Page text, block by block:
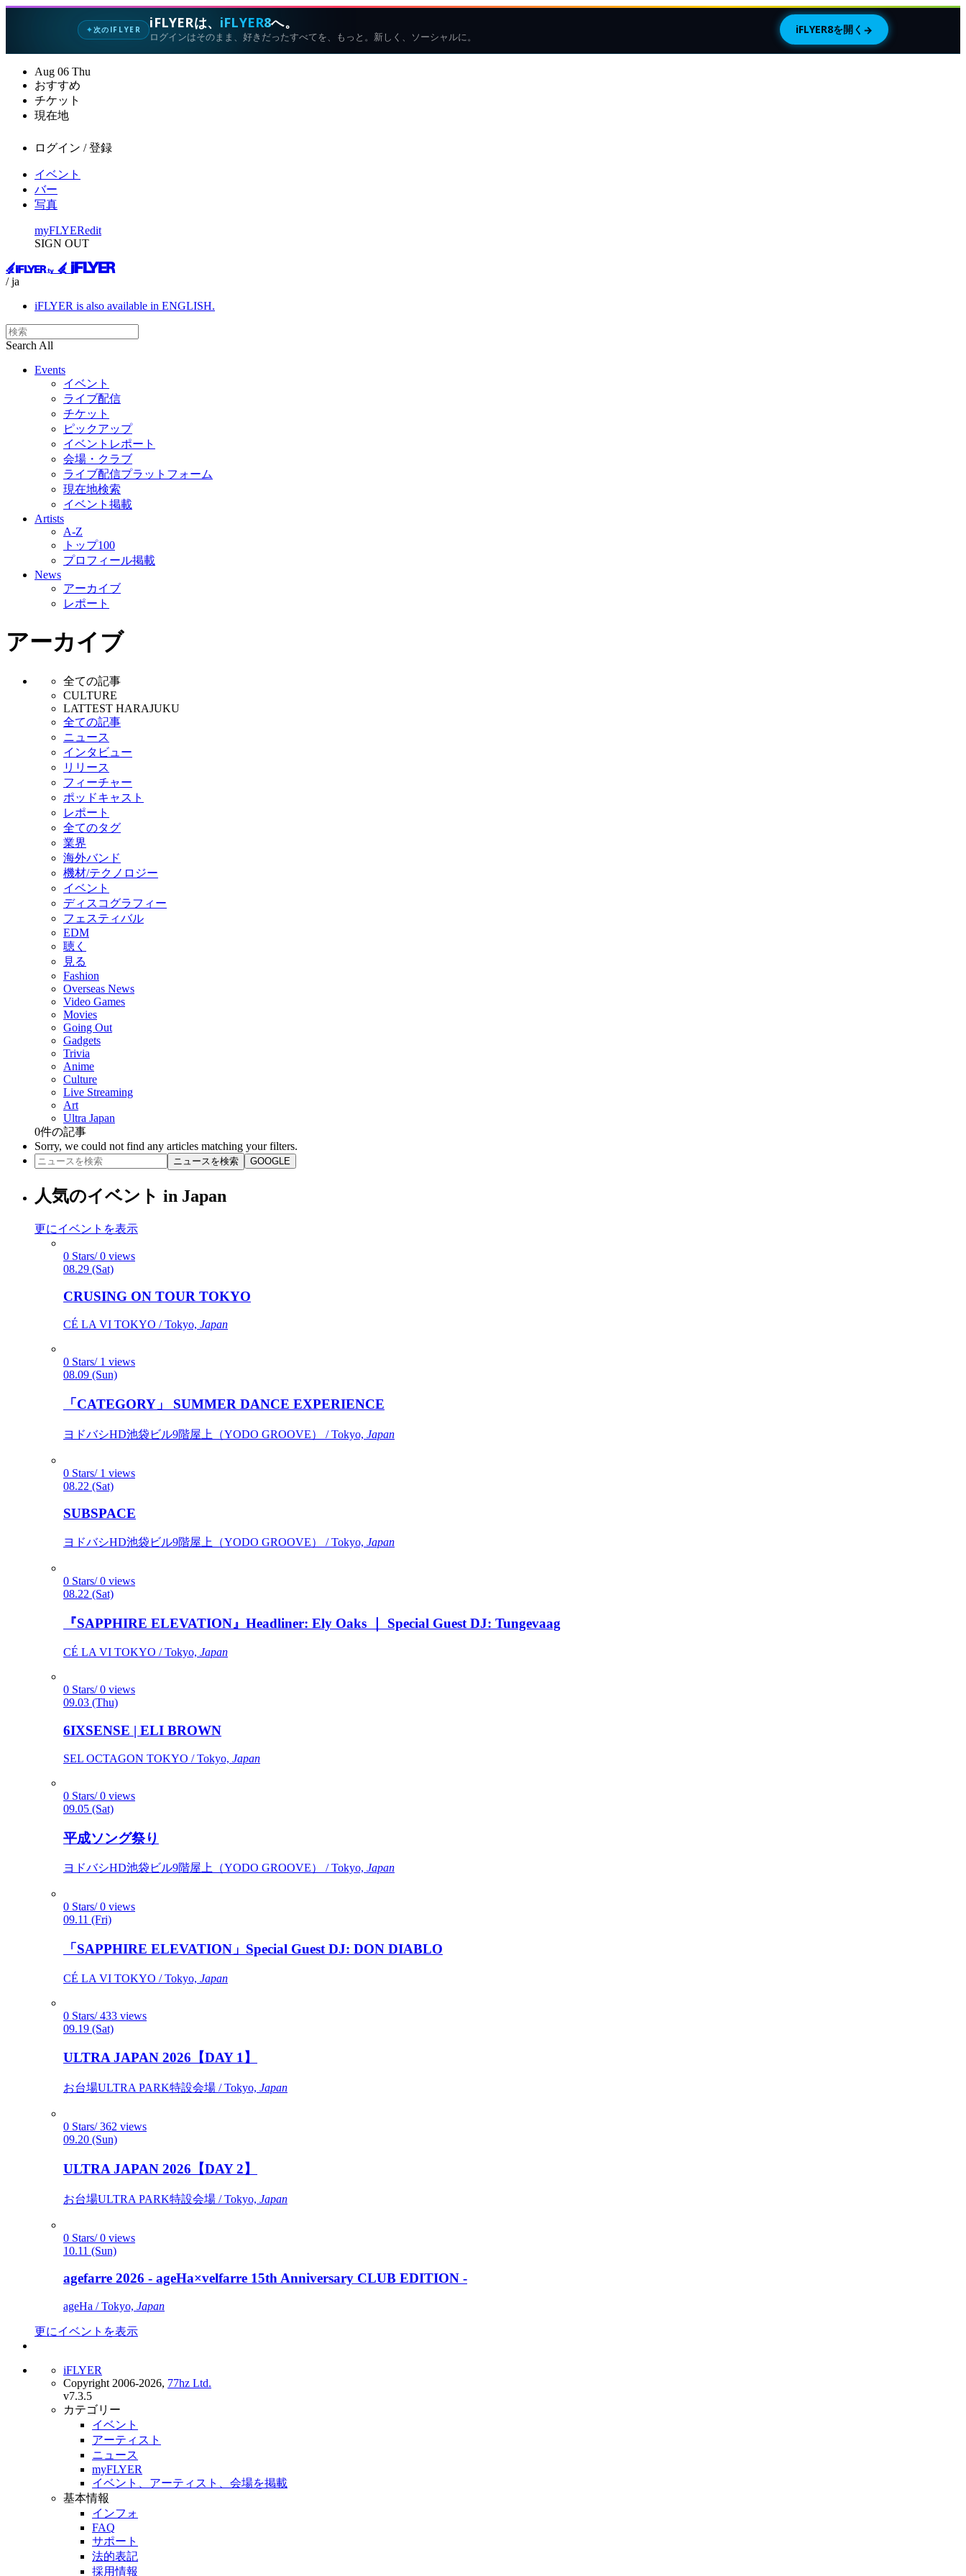
✦次のIFLYER iFLYERは、 iFLYER8へ。
ログインはそのまま、好きだったすべてを、もっと。新しく、ソーシャルに。
iFLYER8を開く →
Aug 06 Thu
おすすめ
チケット
現在地
ログイン / 登録
イベント
バー
写真
myFLYERedit
SIGN OUT
/ ja
iFLYER is also available in ENGLISH.
Search All
Events
イベント
ライブ配信
チケット
ピックアップ
イベントレポート
会場・クラブ
ライブ配信プラットフォーム
現在地検索
イベント掲載
Artists
A-Z
トップ100
プロフィール掲載
News
アーカイブ
レポート
アーカイブ
全ての記事
CULTURE
LATTEST HARAJUKU
全ての記事
ニュース
インタビュー
リリース
フィーチャー
ポッドキャスト
レポート
全てのタグ
業界
海外バンド
機材/テクノロジー
イベント
ディスコグラフィー
フェスティバル
EDM
聴く
見る
Fashion
Overseas News
Video Games
Movies
Going Out
Gadgets
Trivia
Anime
Culture
Live Streaming
Art
Ultra Japan
0件の記事
Sorry, we could not find any articles matching your filters.
ニュースを検索 GOOGLE
人気のイベント in Japan
更にイベントを表示
0 Stars/ 0 views
08.29 (Sat)
CRUSING ON TOUR TOKYO
CÉ LA VI TOKYO / Tokyo, Japan
0 Stars/ 1 views
08.09 (Sun)
「CATEGORY」 SUMMER DANCE EXPERIENCE
ヨドバシHD池袋ビル9階屋上（YODO GROOVE） / Tokyo, Japan
0 Stars/ 1 views
08.22 (Sat)
SUBSPACE
ヨドバシHD池袋ビル9階屋上（YODO GROOVE） / Tokyo, Japan
0 Stars/ 0 views
08.22 (Sat)
『SAPPHIRE ELEVATION』Headliner: Ely Oaks ｜ Special Guest DJ: Tungevaag
CÉ LA VI TOKYO / Tokyo, Japan
0 Stars/ 0 views
09.03 (Thu)
6IXSENSE | ELI BROWN
SEL OCTAGON TOKYO / Tokyo, Japan
0 Stars/ 0 views
09.05 (Sat)
平成ソング祭り
ヨドバシHD池袋ビル9階屋上（YODO GROOVE） / Tokyo, Japan
0 Stars/ 0 views
09.11 (Fri)
「SAPPHIRE ELEVATION」Special Guest DJ: DON DIABLO
CÉ LA VI TOKYO / Tokyo, Japan
0 Stars/ 433 views
09.19 (Sat)
ULTRA JAPAN 2026【DAY 1】
お台場ULTRA PARK特設会場 / Tokyo, Japan
0 Stars/ 362 views
09.20 (Sun)
ULTRA JAPAN 2026【DAY 2】
お台場ULTRA PARK特設会場 / Tokyo, Japan
0 Stars/ 0 views
10.11 (Sun)
agefarre 2026 - ageHa×velfarre 15th Anniversary CLUB EDITION -
ageHa / Tokyo, Japan
更にイベントを表示
iFLYER
Copyright 2006-2026, 77hz Ltd.
v7.3.5
カテゴリー
イベント
アーティスト
ニュース
myFLYER
イベント、アーティスト、会場を掲載
基本情報
インフォ
FAQ
サポート
法的表記
採用情報